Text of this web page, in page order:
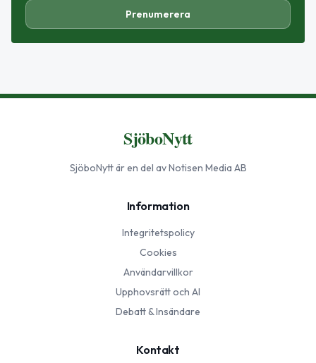
Prenumerera
SjöboNytt
SjöboNyttär en del av Notisen Media AB
Information
Integritetspolicy
Cookies
Användarvillkor
Upphovsrätt och AI
Debatt & Insändare
Kontakt